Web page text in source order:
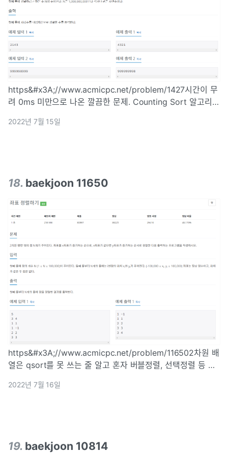
https&#x3A;//www.acmicpc.net/problem/1427시간이 무
려 0ms 미만으로 나온 깔끔한 문제. Counting Sort 알고리즘
리즘인 것 같다^^\*int main(void) { i
2022년 7월 15일
18. baekjoon 11650
https&#x3A;//www.acmicpc.net/problem/116502차원 배
열은 qsort를 못 쓰는 줄 알고 혼자 버블정렬, 선택정렬 등 이
시간초과를 구글링 해 보다가 구조체를 써서 정렬을 하라네?
2022년 7월 16일
19. baekjoon 10814